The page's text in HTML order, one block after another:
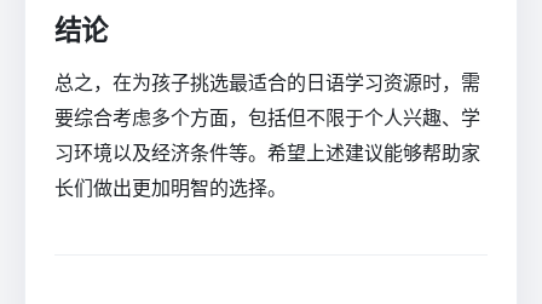
结论
总之，在为孩子挑选最适合的日语学习资源时，需
要综合考虑多个方面，包括但不限于个人兴趣、学
习环境以及经济条件等。希望上述建议能够帮助家
长们做出更加明智的选择。